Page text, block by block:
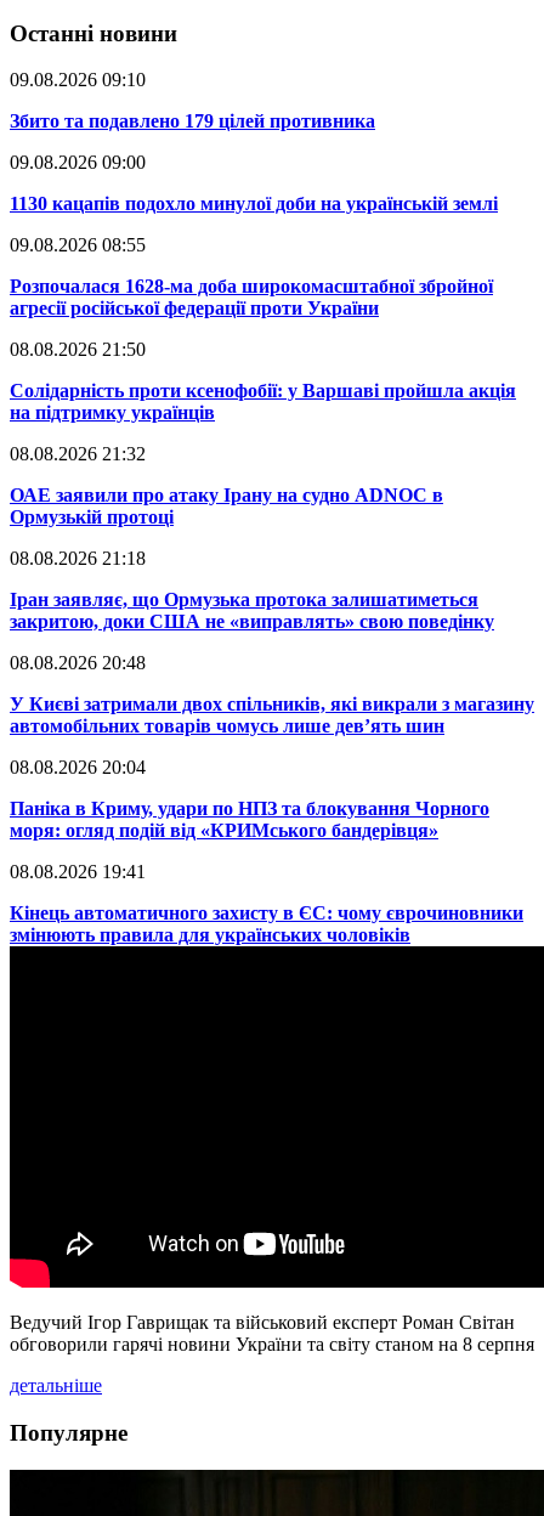
Останні новини
09.08.2026 09:10
​Збито та подавлено 179 цілей противника
09.08.2026 09:00
​1130 кацапів подохло минулої доби на українській землі
09.08.2026 08:55
​Розпочалася 1628-ма доба широкомасштабної збройної
агресії російської федерації проти України
08.08.2026 21:50
​Солідарність проти ксенофобії: у Варшаві пройшла акція
на підтримку українців
08.08.2026 21:32
​ОАЕ заявили про атаку Ірану на судно ADNOC в
Ормузькій протоці
08.08.2026 21:18
​Іран заявляє, що Ормузька протока залишатиметься
закритою, доки США не «виправлять» свою поведінку
08.08.2026 20:48
​У Києві затримали двох спільників, які викрали з магазину
автомобільних товарів чомусь лише дев’ять шин
08.08.2026 20:04
Паніка в Криму, удари по НПЗ та блокування Чорного
моря: огляд подій від «КРИМського бандерівця»
08.08.2026 19:41
​Кінець автоматичного захисту в ЄС: чому єврочиновники
змінюють правила для українських чоловіків
Ведучий Ігор Гаврищак та військовий експерт Роман Світан
обговорили гарячі новини України та світу станом на 8 серпня
детальніше
Популярне